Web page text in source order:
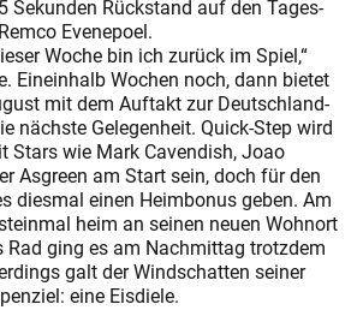
Rückstand auf den Tages-
Evenepoel.
Woche bin ich zurück im Spiel,“
Eineinhalb Wochen noch, dann bietet
mit dem Auftakt zur Deutschland-
nächste Gelegenheit. Quick-Step wird
Stars wie Mark Cavendish, Joao
Asgreen am Start sein, doch für den
diesmal einen Heimbonus geben. Am
heim an seinen neuen Wohnort
Rad ging es am Nachmittag trotzdem
galt der Windschatten seiner
eine Eisdiele.